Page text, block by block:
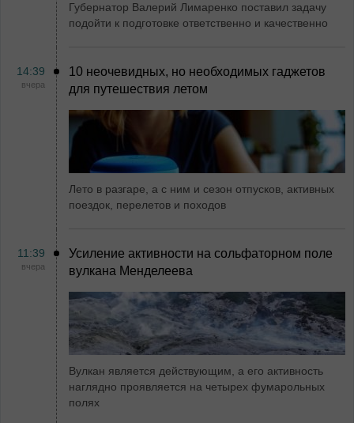
Губернатор Валерий Лимаренко поставил задачу
подойти к подготовке ответственно и качественно
14:39
вчера
10 неочевидных, но необходимых гаджетов
для путешествия летом
Лето в разгаре, а с ним и сезон отпусков, активных
поездок, перелетов и походов
11:39
вчера
Усиление активности на сольфаторном поле
вулкана Менделеева
Вулкан является действующим, а его активность
наглядно проявляется на четырех фумарольных
полях